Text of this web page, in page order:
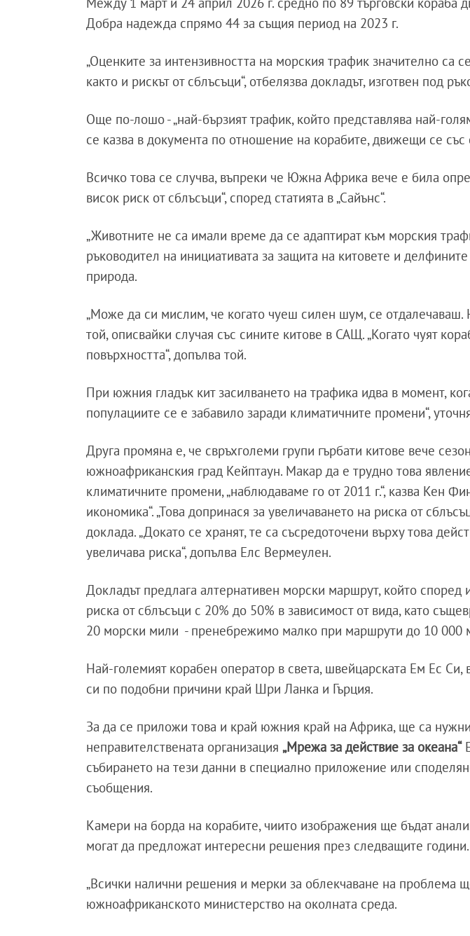
Добра надежда спрямо 44 за същия период на 2023 г.
„Оценките за интензивността на морския трафик значително са
както и рискът от сблъсъци“, отбелязва докладът, изготвен под
Още по-лошо - „най-бързият трафик, който представлява най-
се казва в документа по отношение на корабите, движещи се със
Всичко това се случва, въпреки че Южна Африка вече е била
висок риск от сблъсъци“, според статията в „Сайънс“.
„Животните не са имали време да се адаптират към морския
ръководител на инициативата за защита на китовете и
природа.
„Може да си мислим, че когато чуеш силен шум, се отдалечаваш.
той, описвайки случая със сините китове в САЩ. „Когато чуят
повърхността“, допълва той.
При южния гладък кит засилването на трафика идва в момент,
популациите се е забавило заради климатичните промени“,
Друга промяна е, че свръхголеми групи гърбати китове вече
южноафриканския град Кейптаун. Макар да е трудно това
климатичните промени, „наблюдаваме го от 2011 г.“, казва Кен
икономика“. „Това допринася за увеличаването на риска от
доклада. „Докато се хранят, те са съсредоточени върху това
увеличава риска“, допълва Елс Вермеулен.
Докладът предлага алтернативен морски маршрут, който според
риска от сблъсъци с 20% до 50% в зависимост от вида, като
20 морски мили - пренебрежимо малко при маршрути до 10 000
Най-големият корабен оператор в света, швейцарската Ем Ес
си по подобни причини край Шри Ланка и Гърция.
За да се приложи това и край южния край на Африка, ще са
неправителствената организация„Мрежа за действие за океана“
събирането на тези данни в специално приложение или
съобщения.
Камери на борда на корабите, чиито изображения ще бъдат
могат да предложат интересни решения през следващите години.
„Всички налични решения и мерки за облекчаване на проблема
южноафриканското министерство на околната среда.